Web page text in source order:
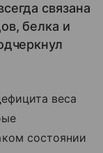
связана
белка и
веса
состоянии